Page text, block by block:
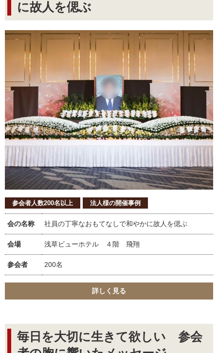
に故人を偲ぶ
参会者人数200名以上 法人様の開催事例
会の名称 社員の丁寧なおもてなしで和やかに故人を偲ぶ
会場 浅草ビューホテル ４階 飛翔
参会者 200名
詳しく見る
毎日を大切に生きて欲しい 参会